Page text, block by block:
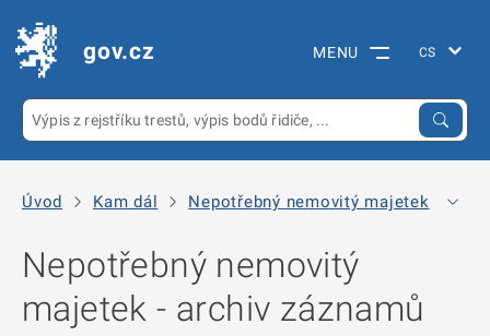
gov.cz MENU
Úvod Kam dál Nepotřebný nemovitý majetek
Nepotřebný nemovitý
majetek - archiv záznamů